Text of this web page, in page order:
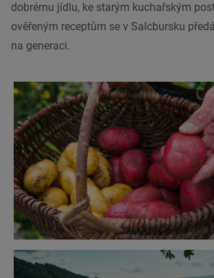
dobrému jídlu, ke starým kuchařským
ověřeným receptům se v Salcbursku
na generaci.